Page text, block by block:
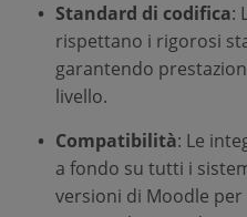
Standard di codifica:
rispettano i rigorosi
garantendo
livello.
Compatibilità: Le
a fondo su tutti i
versioni di Moodle